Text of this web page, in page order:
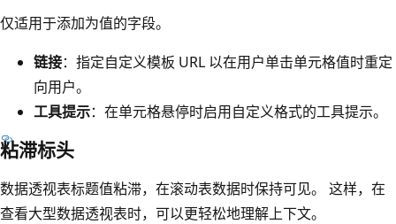
仅适用于添加为值的字段。
链接：指定自定义模板 URL 以在用户单击单元格值时重定
向用户。
工具提示：在单元格悬停时启用自定义格式的工具提示。
粘滞标头
数据透视表标题值粘滞，在滚动表数据时保持可见。 这样，在
查看大型数据透视表时，可以更轻松地理解上下文。